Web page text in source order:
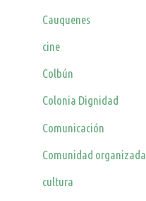
Cauquenes
cine
Colbún
Colonia Dignidad
Comunicación
Comunidad organizada
cultura